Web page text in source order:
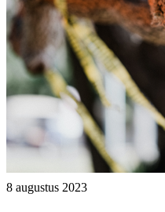
8 augustus 2023